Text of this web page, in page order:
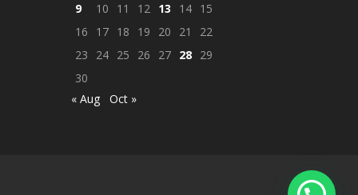
9
10 11 12 13 14 15
16
17 18 19 20 21
22
23
24 25 26 27 28 29
30
« Aug
Oct »